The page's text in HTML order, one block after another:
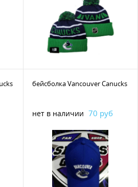
бейсболка Vancouver Canucks
нет в наличии 70 руб